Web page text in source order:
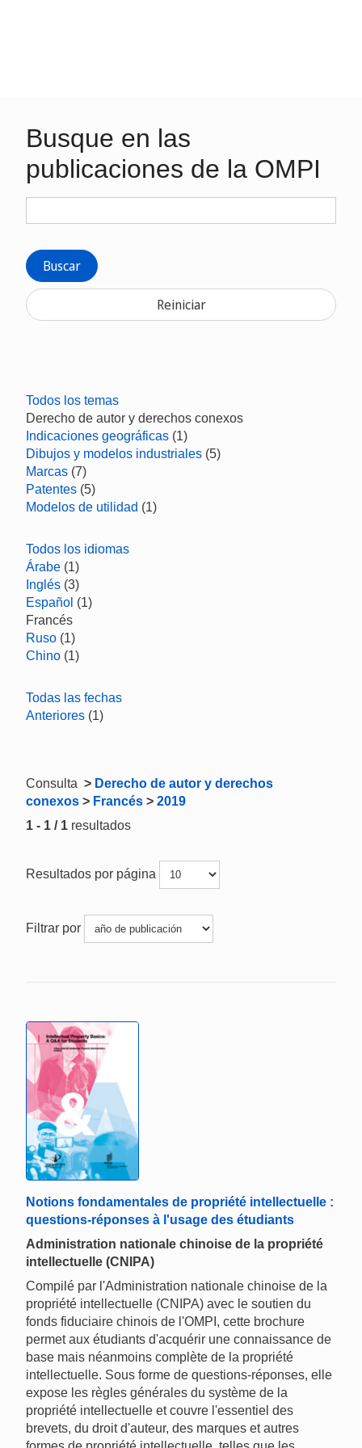
Busque en las
publicaciones de la OMPI
Buscar
Reiniciar
Todos los temas
Derecho de autor y derechos conexos
Indicaciones geográficas (1)
Dibujos y modelos industriales (5)
Marcas (7)
Patentes (5)
Modelos de utilidad (1)
Todos los idiomas
Árabe (1)
Inglés (3)
Español (1)
Francés
Ruso (1)
Chino (1)
Todas las fechas
Anteriores (1)
Consulta > Derecho de autor y derechos
conexos > Francés > 2019
1 - 1 / 1 resultados
Resultados por página
Filtrar por
Notions fondamentales de propriété intellectuelle :
questions-réponses à l'usage des étudiants
Administration nationale chinoise de la propriété
intellectuelle (CNIPA)
Compilé par l'Administration nationale chinoise de la
propriété intellectuelle (CNIPA) avec le soutien du
fonds fiduciaire chinois de l'OMPI, cette brochure
permet aux étudiants d'acquérir une connaissance de
base mais néanmoins complète de la propriété
intellectuelle. Sous forme de questions-réponses, elle
expose les règles générales du système de la
propriété intellectuelle et couvre l'essentiel des
brevets, du droit d'auteur, des marques et autres